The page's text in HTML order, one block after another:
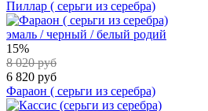
Пиллар ( серьги из серебра)
эмаль / черный / белый родий
15%
8 020 руб
6 820 руб
Фараон ( серьги из серебра)